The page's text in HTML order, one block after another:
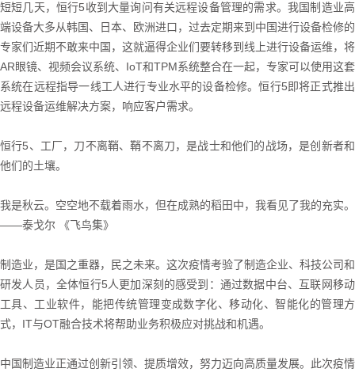
短短几天，恒行5收到大量询问有关远程设备管理的需求。我国制造业高
端设备大多从韩国、日本、欧洲进口，过去定期来到中国进行设备检修的
专家们近期不敢来中国，这就逼得企业们要转移到线上进行设备运维，将
AR眼镜、视频会议系统、IoT和TPM系统整合在一起，专家可以使用这套
系统在远程指导一线工人进行专业水平的设备检修。恒行5即将正式推出
远程设备运维解决方案，响应客户需求。
恒行5、工厂，刀不离鞘、鞘不离刀，是战士和他们的战场，是创新者和
他们的土壤。
我是秋云。空空地不载着雨水，但在成熟的稻田中，我看见了我的充实。
——泰戈尔 《飞鸟集》
制造业，是国之重器，民之未来。这次疫情考验了制造企业、科技公司和
研发人员，全体恒行5人更加深刻的感受到：通过数据中台、互联网移动
工具、工业软件，能把传统管理变成数字化、移动化、智能化的管理方
式，IT与OT融合技术将帮助业务积极应对挑战和机遇。
中国制造业正通过创新引领、提质增效，努力迈向高质量发展。此次疫情